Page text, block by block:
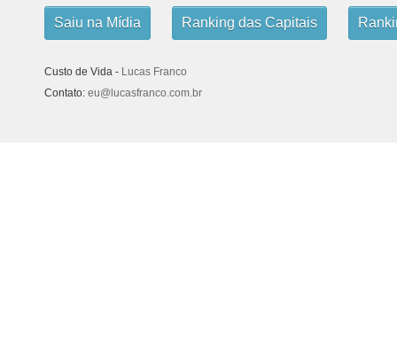
Saiu na Mídia Ranking das Capitais
Custo de Vida - Lucas Franco
Contato: eu@lucasfranco.com.br